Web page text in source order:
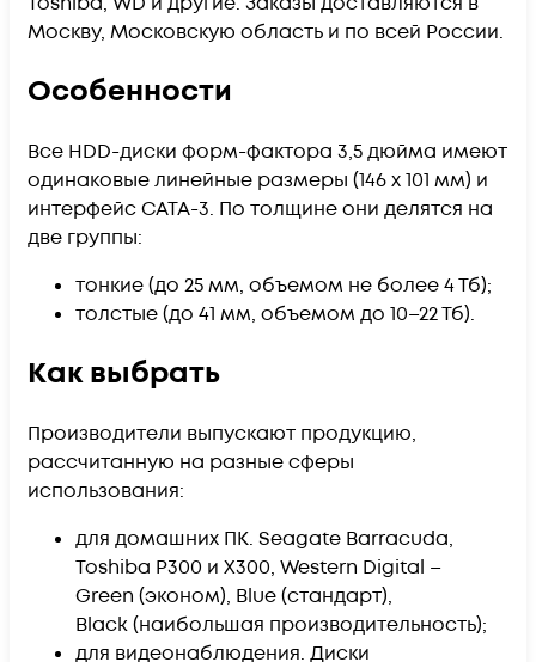
Москву, Московскую область и по всей России.
Особенности
Все HDD-диски форм-фактора 3,5 дюйма имеют
одинаковые линейные размеры (146 х 101 мм) и
интерфейс САТА-3. По толщине они делятся на
две группы:
тонкие (до 25 мм, объемом не более 4 Тб);
толстые (до 41 мм, объемом до 10–22 Тб).
Как выбрать
Производители выпускают продукцию,
рассчитанную на разные сферы
использования:
для домашних ПК. Seagate Barracuda,
Toshiba P300 и X300, Western Digital –
Green (эконом), Blue (стандарт),
Black (наибольшая производительность);
для видеонаблюдения. Диски